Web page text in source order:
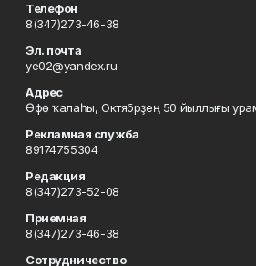
Телефон
8(347)273-46-38
Эл. почта
ye02@yandex.ru
Адрес
Өфө ҡалаһы, Октябрҙең 50 йыллығы
Рекламная служба
89174755304
Редакция
8(347)273-52-08
Приемная
8(347)273-46-38
Сотрудничество